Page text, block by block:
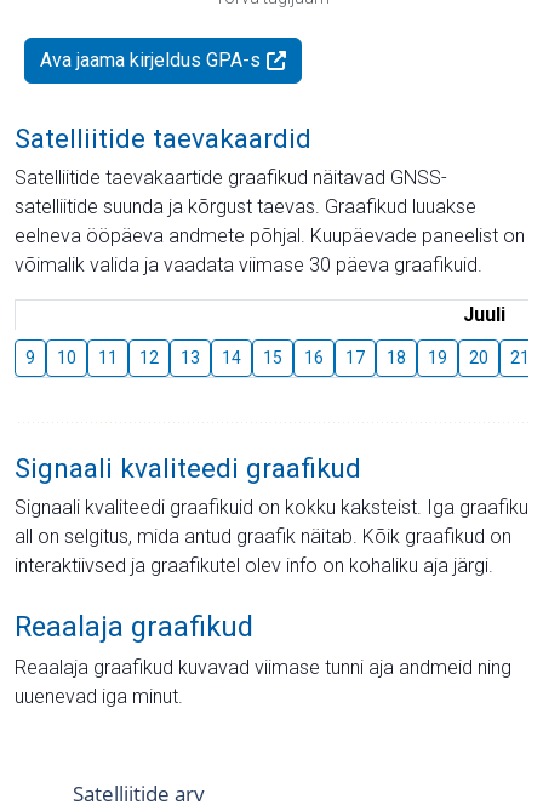
Ava jaama kirjeldus GPA-s
Satelliitide taevakaardid
Satelliitide taevakaartide graafikud näitavad GNSS-
satelliitide suunda ja kõrgust taevas. Graafikud luuakse
eelneva ööpäeva andmete põhjal. Kuupäevade paneelist on
võimalik valida ja vaadata viimase 30 päeva graafikuid.
Juuli
9 10 11 12 13 14 15 16 17 18 19 20 21
Signaali kvaliteedi graafikud
Signaali kvaliteedi graafikuid on kokku kaksteist. Iga graafiku
all on selgitus, mida antud graafik näitab. Kõik graafikud on
interaktiivsed ja graafikutel olev info on kohaliku aja järgi.
Reaalaja graafikud
Reaalaja graafikud kuvavad viimase tunni aja andmeid ning
uuenevad iga minut.